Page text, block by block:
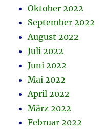
Oktober 2022
September 2022
August 2022
Juli 2022
Juni 2022
Mai 2022
April 2022
März 2022
Februar 2022